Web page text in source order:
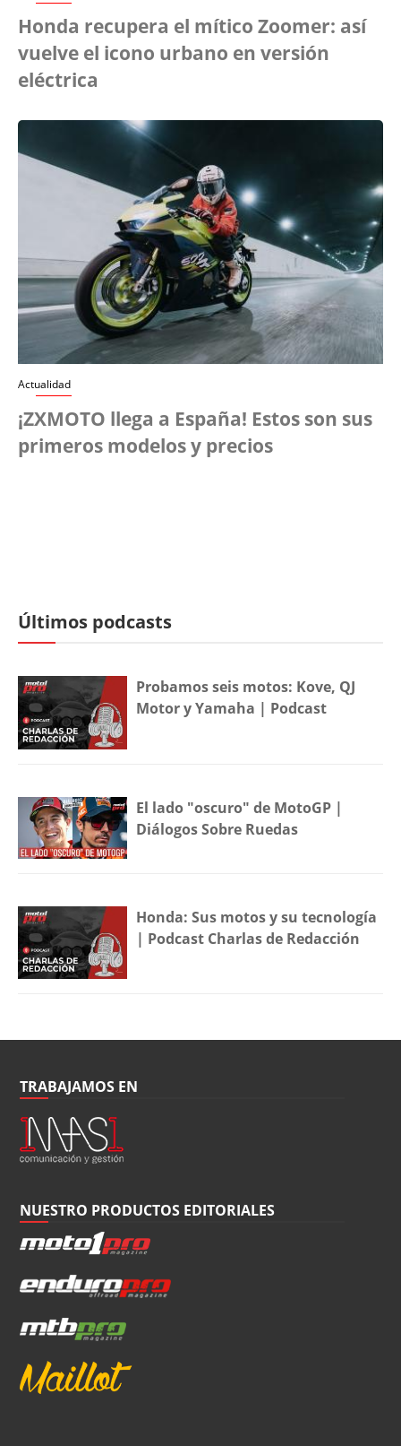
Honda recupera el mítico Zoomer: así
vuelve el icono urbano en versión
eléctrica
Actualidad
¡ZXMOTO llega a España! Estos son sus
primeros modelos y precios
Últimos podcasts
Probamos seis motos: Kove, QJ
Motor y Yamaha | Podcast
El lado "oscuro" de MotoGP |
Diálogos Sobre Ruedas
Honda: Sus motos y su tecnología
| Podcast Charlas de Redacción
TRABAJAMOS EN
NUESTRO PRODUCTOS EDITORIALES